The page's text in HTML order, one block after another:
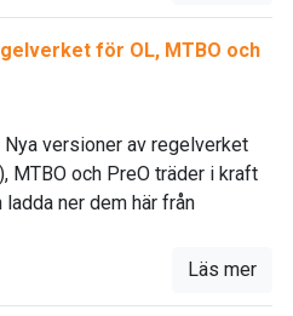
för OL, MTBO och
versioner av regelverket
MTBO och PreO träder i kraft
ladda ner dem här från
Läs mer